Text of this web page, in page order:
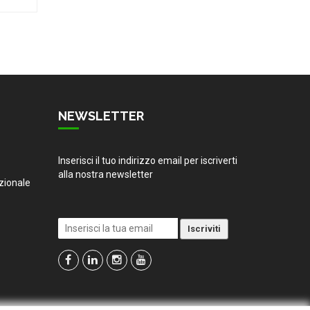
NEWSLETTER
Inserisci il tuo indirizzo email per iscriverti
alla nostra newsletter